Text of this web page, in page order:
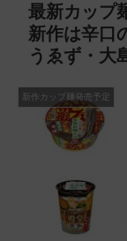
最新カップ
新作は辛口
うゑず・大
新作カップ麺発売予定